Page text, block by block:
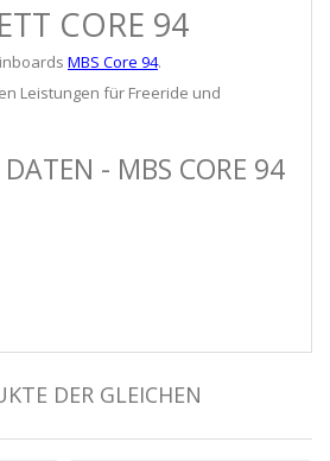
CORE 94
MBS Core 94.
Leistungen für Freeride und
DATEN - MBS CORE 94
DER GLEICHEN